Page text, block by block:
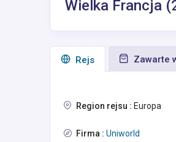
Wielka Francja
Rejs Zawarte
Region rejsu : Europa
Firma : Uniworld